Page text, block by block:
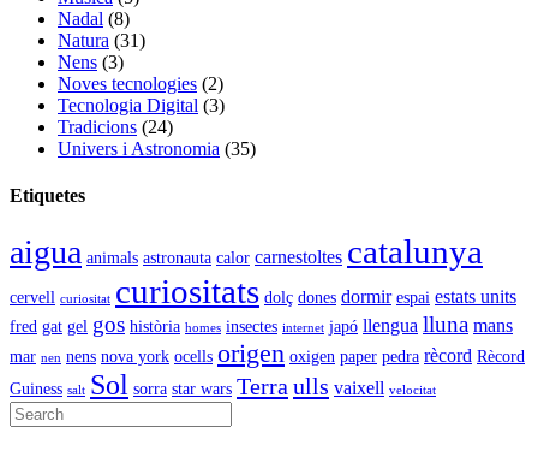
Nadal (8)
Natura (31)
Nens (3)
Noves tecnologies (2)
Tecnologia Digital (3)
Tradicions (24)
Univers i Astronomia (35)
Etiquetes
aigua animals astronauta calor carnestoltes catalunya
cervell curiositat curiositats dolç dones dormir espai estats units
fred gat gel gos història homes insectes internet japó llengua lluna mans
mar nen nens nova york ocells origen oxigen paper pedra rècord Rècord
Guiness salt Sol sorra star wars Terra ulls vaixell velocitat